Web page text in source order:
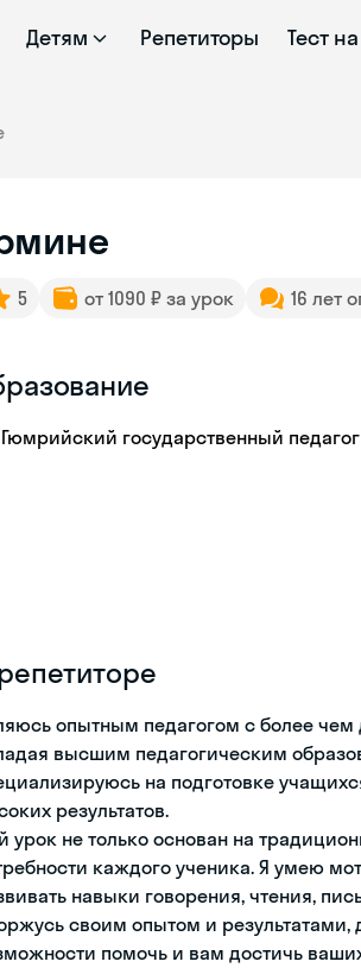
Детям Репетиторы Тест
5 от 1090 ₽ за урок 16 лет
Гюмрийский государственный
опытным педагогом с более
высшим педагогическим
на подготовке
результатов.
урок не только основан на
каждого ученика. Я умею
навыки говорения, чтения,
своим опытом и
помочь и вам достичь